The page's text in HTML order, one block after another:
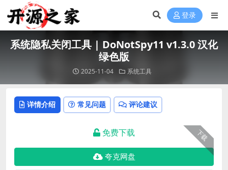
登录
系统隐私关闭工具 | DoNotSpy11 v1.3.0 汉化
绿色版
2025-11-04 系统工具
详情介绍 常见问题 评论建议
下载
免费下载
夸克网盘